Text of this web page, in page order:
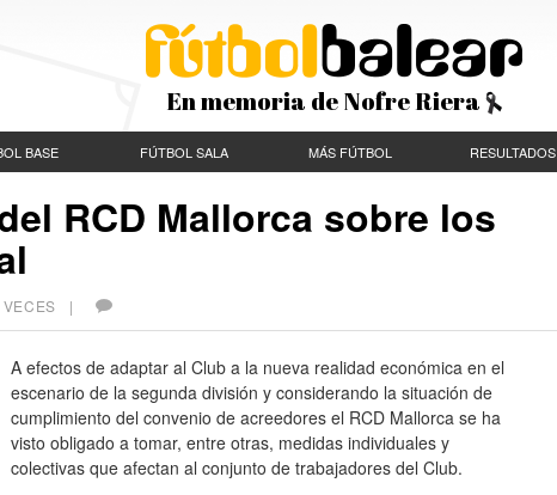
En memoria de Nofre Riera
BASE FÚTBOL SALA MÁS FÚTBOL RESULTADOS
RCD Mallorca sobre los
VECES |
A efectos de adaptar al Club a la nueva realidad económica en el
escenario de la segunda división y considerando la situación de
cumplimiento del convenio de acreedores el RCD Mallorca se ha
visto obligado a tomar, entre otras, medidas individuales y
colectivas que afectan al conjunto de trabajadores del Club.